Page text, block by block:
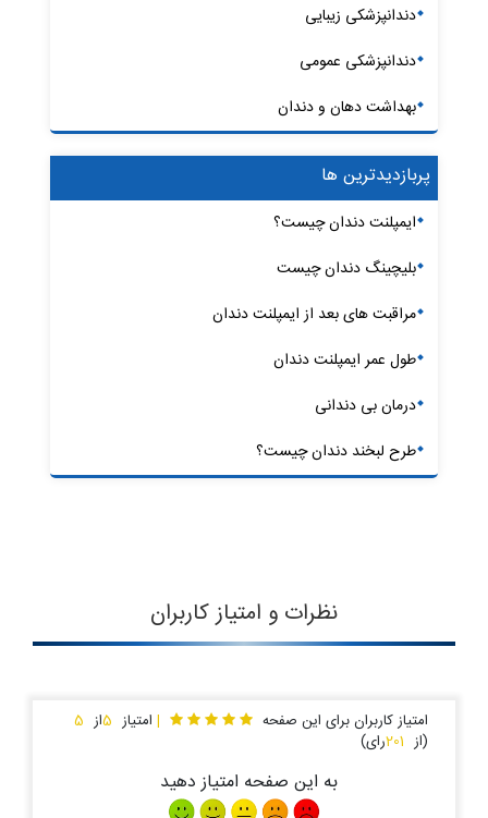
دندانپزشکی زیبایی
دندانپزشکی عمومی
بهداشت دهان و دندان
پربازدیدترین ها
ایمپلنت دندان چیست؟
بلیچینگ دندان چیست
مراقبت های بعد از ایمپلنت دندان
طول عمر ایمپلنت دندان
درمان بی دندانی
طرح لبخند دندان چیست؟
نظرات و امتیاز کاربران
امتیاز کاربران برای این صفحه | امتیاز 5از 5
(از 201رای)
به این صفحه امتیاز دهید